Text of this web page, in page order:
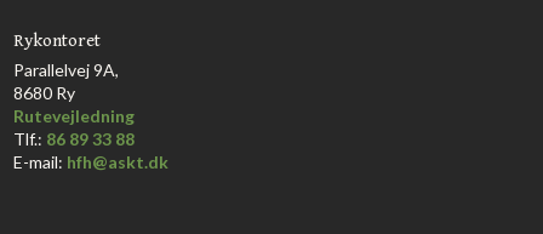
Rykontoret
Parallelvej 9A,
8680 Ry
Rutevejledning
Tlf.: 86 89 33 88
E-mail: hfh@askt.dk